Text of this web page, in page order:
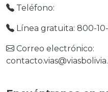
Teléfono:
Línea gratuita: 800-
Correo electrónico: